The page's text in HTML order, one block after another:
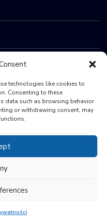
technologies like cookies to
Consenting to these
data such as browsing behavior
or withdrawing consent, may